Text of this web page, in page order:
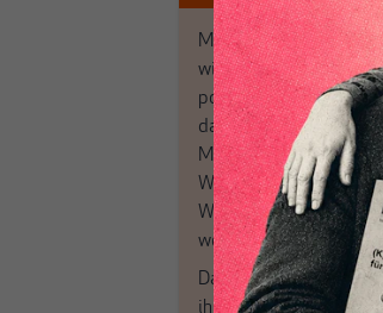
MAKROSKOP
wirtschaftspolitische
postkeynesianischen
damit in Deutschland
MAKROSKOP steht für
Wir haben einen Blick
Wirtschaft und Politik,
woanders nicht finden.
Dabei leben wir von
ihren Recherchen,